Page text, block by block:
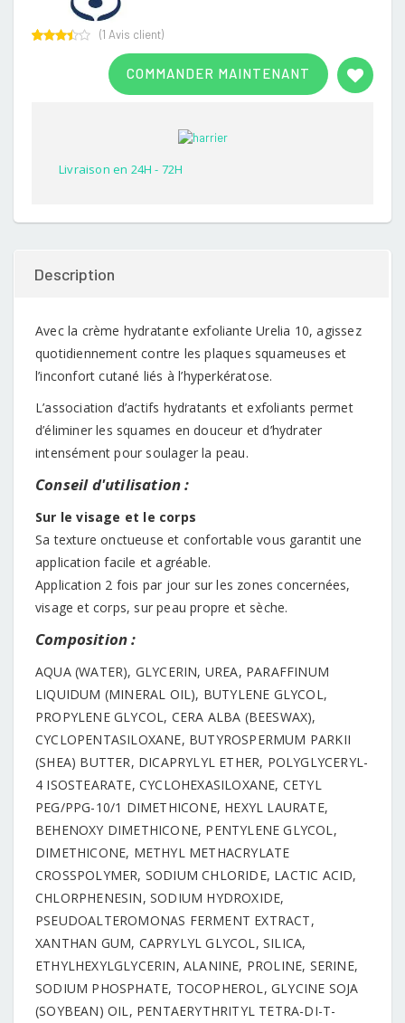
COMMANDER MAINTENANT
(1 Avis client)
Livraison en 24H - 72H
Description
Avec la crème hydratante exfoliante Urelia 10, agissez
quotidiennement contre les plaques squameuses et
l’inconfort cutané liés à l’hyperkératose.
L’association d’actifs hydratants et exfoliants permet
d’éliminer les squames en douceur et d’hydrater
intensément pour soulager la peau.
Conseil d'utilisation :
Sur le visage et le corps
Sa texture onctueuse et confortable vous garantit une
application facile et agréable.
Application 2 fois par jour sur les zones concernées,
visage et corps, sur peau propre et sèche.
Composition :
AQUA (WATER), GLYCERIN, UREA, PARAFFINUM
LIQUIDUM (MINERAL OIL), BUTYLENE GLYCOL,
PROPYLENE GLYCOL, CERA ALBA (BEESWAX),
CYCLOPENTASILOXANE, BUTYROSPERMUM PARKII
(SHEA) BUTTER, DICAPRYLYL ETHER, POLYGLYCERYL-
4 ISOSTEARATE, CYCLOHEXASILOXANE, CETYL
PEG/PPG-10/1 DIMETHICONE, HEXYL LAURATE,
BEHENOXY DIMETHICONE, PENTYLENE GLYCOL,
DIMETHICONE, METHYL METHACRYLATE
CROSSPOLYMER, SODIUM CHLORIDE, LACTIC ACID,
CHLORPHENESIN, SODIUM HYDROXIDE,
PSEUDOALTEROMONAS FERMENT EXTRACT,
XANTHAN GUM, CAPRYLYL GLYCOL, SILICA,
ETHYLHEXYLGLYCERIN, ALANINE, PROLINE, SERINE,
SODIUM PHOSPHATE, TOCOPHEROL, GLYCINE SOJA
(SOYBEAN) OIL, PENTAERYTHRITYL TETRA-DI-T-